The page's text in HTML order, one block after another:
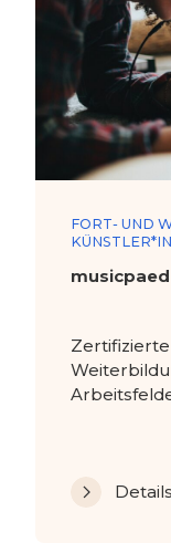
FORT- UND